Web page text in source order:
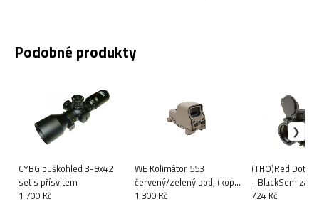
Podobné produkty
CYBG puškohled 3-9x42
set s přísvitem
1 700 Kč
WE Kolimátor 553
červený/zelený bod, (kopie
EOTECH), pískový
1 300 Kč
(THO)Red Dot
- BlackSem
produktu
724 Kč